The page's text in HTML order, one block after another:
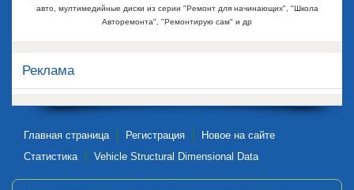
авто, мултимедийные диски из серии "Ремонт для начинающих", "Школа
Авторемонта", "Ремонтирую сам" и др
Реклама
Главная страница Регистрация
Новое на сайте
Статистика
Vehicle Structural Dimensional Data